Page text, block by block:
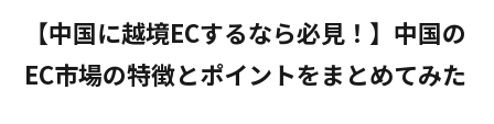
【中国に越境ECするなら必見！】中国の
EC市場の特徴とポイントをまとめてみた